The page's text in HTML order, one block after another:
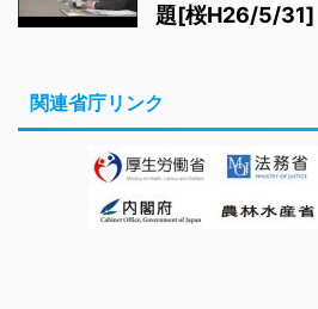
題[桜H26/5/31]
関連省庁リンク